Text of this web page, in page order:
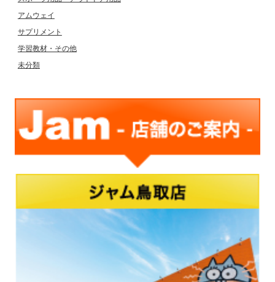
アムウェイ
サプリメント
学習教材・その他
未分類